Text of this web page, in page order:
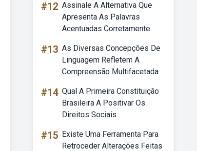
#12 Assinale A Alternativa Que
Apresenta As Palavras
Acentuadas Corretamente
#13 As Diversas Concepções De
Linguagem Refletem A
Compreensão Multifacetada
#14 Qual A Primeira Constituição
Brasileira A Positivar Os
Direitos Sociais
#15 Existe Uma Ferramenta Para
Retroceder Alterações Feitas